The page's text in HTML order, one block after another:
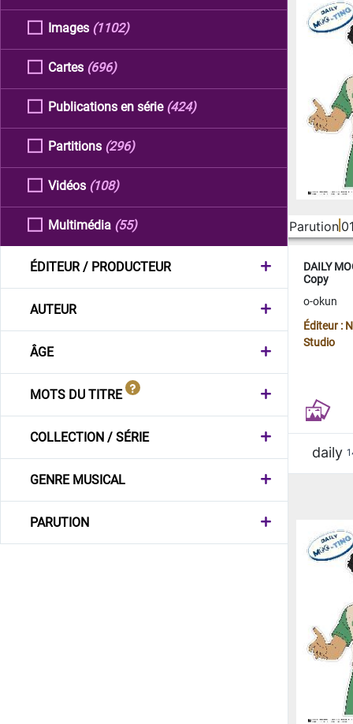
Images (1102)
Cartes (696)
Publications en série (424)
Partitions (296)
Vidéos (108)
Multimédia (55)
ÉDITEUR / PRODUCTEUR
AUTEUR
ÂGE
MOTS DU TITRE
COLLECTION / SÉRIE
GENRE MUSICAL
PARUTION
Parution
DAILY
Copy
o-okun
Éditeur :
Studio
daily